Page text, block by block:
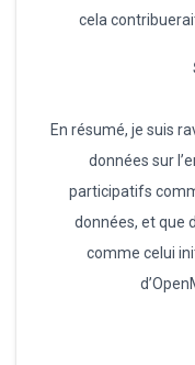
cela
En résumé, je suis
données sur
participatifs
données, et que
comme celui